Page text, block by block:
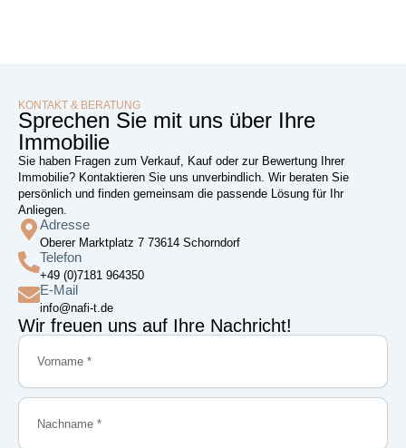
KONTAKT & BERATUNG
Sprechen Sie mit uns über Ihre
Immobilie
Sie haben Fragen zum Verkauf, Kauf oder zur Bewertung Ihrer
Immobilie? Kontaktieren Sie uns unverbindlich. Wir beraten Sie
persönlich und finden gemeinsam die passende Lösung für Ihr
Anliegen.
Adresse
Oberer Marktplatz 7 73614 Schorndorf
Telefon
+49 (0)7181 964350
E-Mail
info@nafi-t.de
Wir freuen uns auf Ihre Nachricht!
Vorname
Nachname